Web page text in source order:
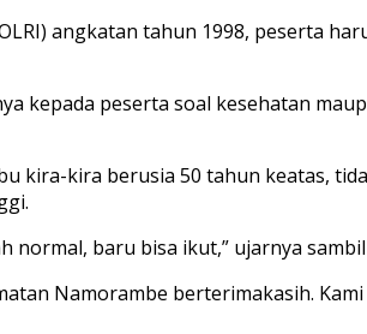
angkatan tahun 1998, peserta
kepada peserta soal kesehatan
kira-kira berusia 50 tahun keatas,
baru bisa ikut,” ujarnya
Namorambe berterimakasih.